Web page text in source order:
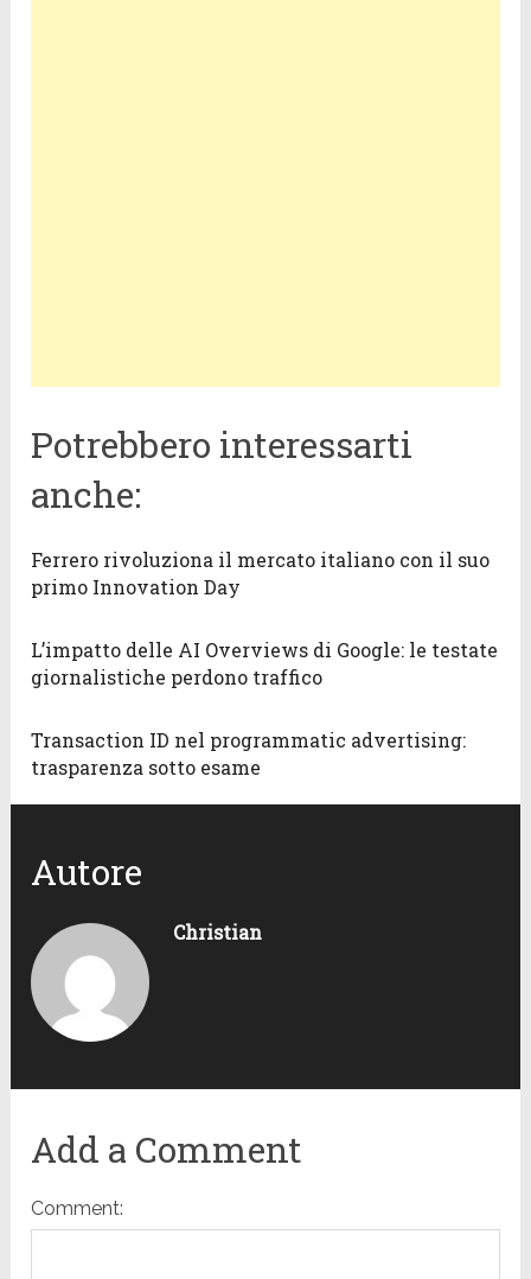
Potrebbero interessarti
anche:
Ferrero rivoluziona il mercato italiano con il suo
primo Innovation Day
L’impatto delle AI Overviews di Google: le testate
giornalistiche perdono traffico
Transaction ID nel programmatic advertising:
trasparenza sotto esame
Autore
Christian
Add a Comment
Comment: